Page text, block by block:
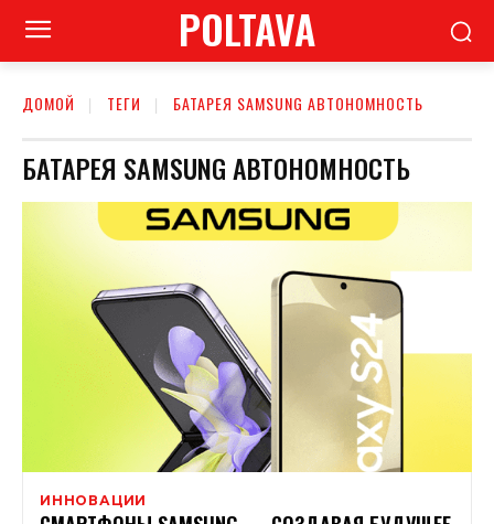
POLTAVA
ДОМОЙ ТЕГИ БАТАРЕЯ SAMSUNG АВТОНОМНОСТЬ
БАТАРЕЯ SAMSUNG АВТОНОМНОСТЬ
ИННОВАЦИИ